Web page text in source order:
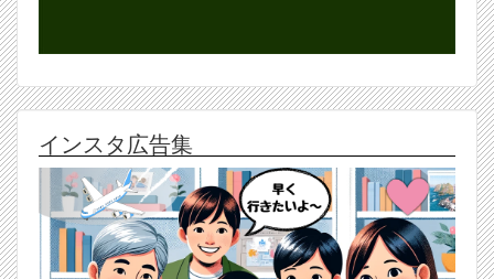
インスタ広告集